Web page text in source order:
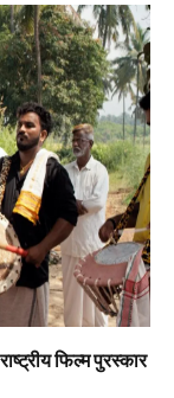
फिल्म पुरस्कार